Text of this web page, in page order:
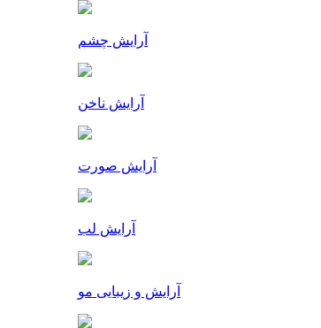
آرایش چشم
آرایش ناخن
آرایش صورت
آرایش لب
آرایش و زیبایی مو